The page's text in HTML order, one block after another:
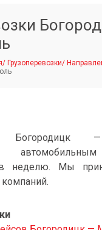
/ Грузоперевозки/
Богородицк
неделю. Мы